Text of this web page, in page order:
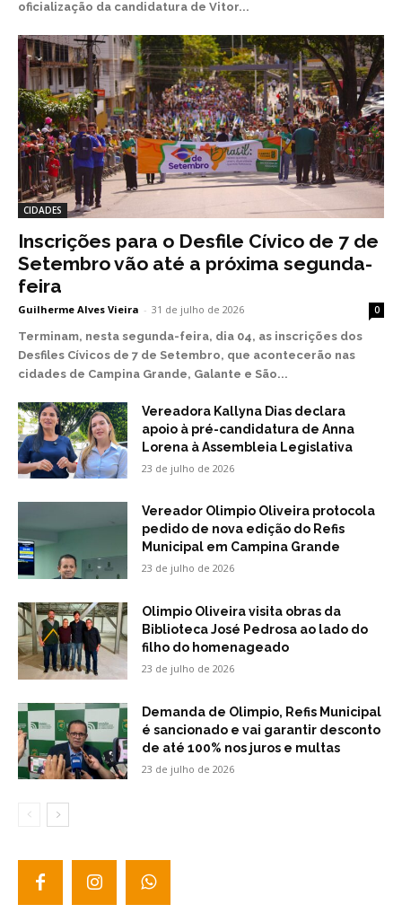
oficialização da candidatura de Vitor...
CIDADES
Inscrições para o Desfile Cívico de 7 de
Setembro vão até a próxima segunda-
feira
Guilherme Alves Vieira - 31 de julho de 2026 0
Terminam, nesta segunda-feira, dia 04, as inscrições dos
Desfiles Cívicos de 7 de Setembro, que acontecerão nas
cidades de Campina Grande, Galante e São...
Vereadora Kallyna Dias declara
apoio à pré-candidatura de Anna
Lorena à Assembleia Legislativa
23 de julho de 2026
Vereador Olimpio Oliveira protocola
pedido de nova edição do Refis
Municipal em Campina Grande
23 de julho de 2026
Olimpio Oliveira visita obras da
Biblioteca José Pedrosa ao lado do
filho do homenageado
23 de julho de 2026
Demanda de Olimpio, Refis Municipal
é sancionado e vai garantir desconto
de até 100% nos juros e multas
23 de julho de 2026